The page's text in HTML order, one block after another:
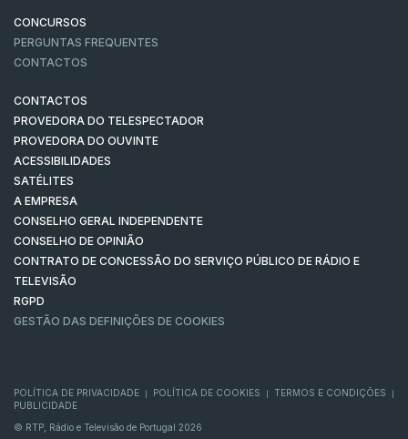
CONCURSOS
PERGUNTAS FREQUENTES
CONTACTOS
CONTACTOS
PROVEDORA DO TELESPECTADOR
PROVEDORA DO OUVINTE
ACESSIBILIDADES
SATÉLITES
A EMPRESA
CONSELHO GERAL INDEPENDENTE
CONSELHO DE OPINIÃO
CONTRATO DE CONCESSÃO DO SERVIÇO PÚBLICO DE RÁDIO E
TELEVISÃO
RGPD
GESTÃO DAS DEFINIÇÕES DE COOKIES
POLÍTICA DE PRIVACIDADE POLÍTICA DE COOKIES TERMOS E CONDIÇÕES
PUBLICIDADE
© RTP, Rádio e Televisão de Portugal 2026